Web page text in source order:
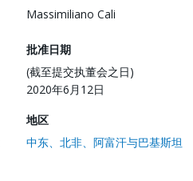
Massimiliano Cali
批准日期
(截至提交执董会之日)
2020年6月12日
地区
中东、北非、阿富汗与巴基斯坦